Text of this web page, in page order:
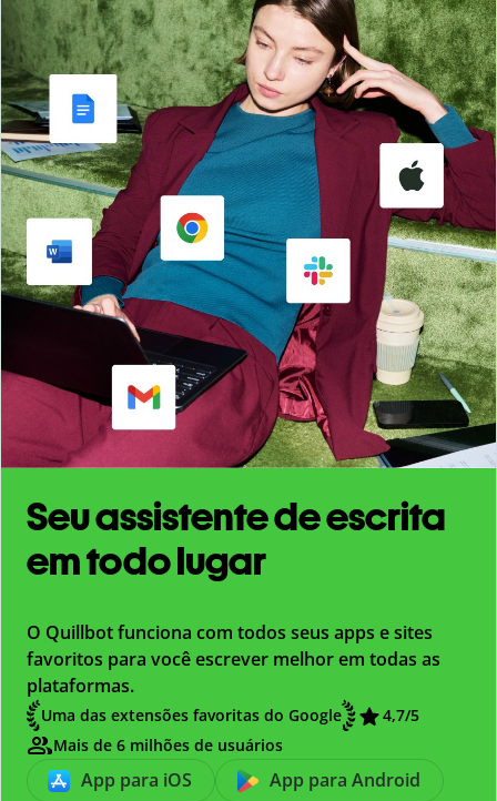
Seu assistente de escrita
em todo lugar
O Quillbot funciona com todos seus apps e sites
favoritos para você escrever melhor em todas as
plataformas.
Uma das extensões favoritas do Google 4,7/5
Mais de 6 milhões de usuários
App para iOS App para Android